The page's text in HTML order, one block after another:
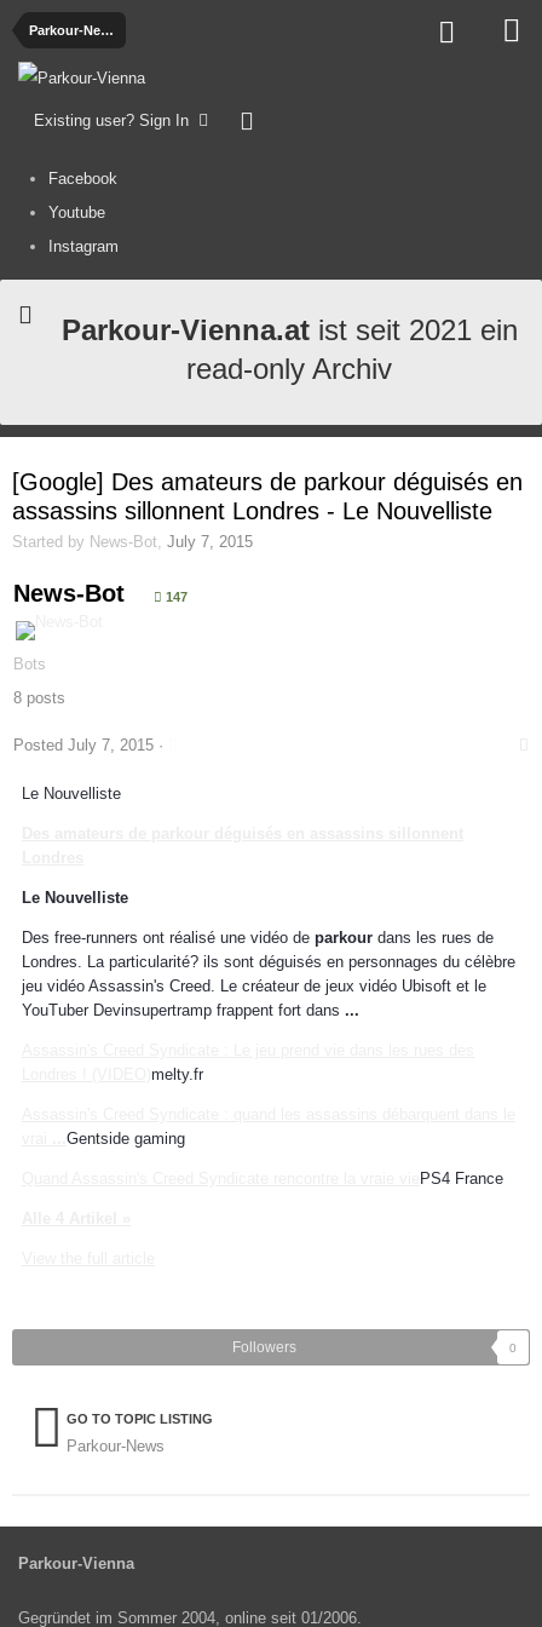
Parkour-News
Existing user? Sign In
Facebook
Youtube
Instagram
Parkour-Vienna.atist seit 2021 ein
read-only Archiv
[Google] Des amateurs de parkour déguisés en
assassins sillonnent Londres - Le Nouvelliste
Started by News-Bot July 7, 2015
News-Bot 147
Bots
8 posts
Posted July 7, 2015 ·
Le Nouvelliste
Le Nouvelliste
Des free-runners ont réalisé une vidéo de parkour dans les rues de
Londres. La particularité? ils sont déguisés en personnages du célèbre
jeu vidéo Assassin's Creed. Le créateur de jeux vidéo Ubisoft et le
YouTuber Devinsupertramp frappent fort dans ...
melty.fr
Gentside gaming
PS4 France
Followers 0
GO TO TOPIC LISTING
Parkour-News
Parkour-Vienna
Gegründet im Sommer 2004, online seit 01/2006.